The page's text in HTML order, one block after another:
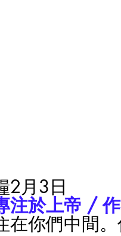
2月3日
注於上帝 /
在你們中間